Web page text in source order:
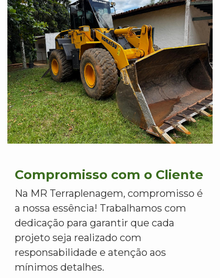
Compromisso com o Cliente
Na MR Terraplenagem, compromisso é
a nossa essência! Trabalhamos com
dedicação para garantir que cada
projeto seja realizado com
responsabilidade e atenção aos
mínimos detalhes.